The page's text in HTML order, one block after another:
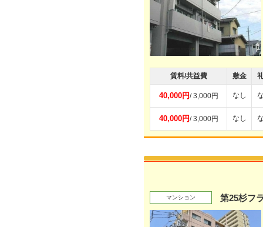
賃料/共益費 敷金
40,000円/ 3,000円 なし
40,000円/ 3,000円 なし
マンション 第25杉フ